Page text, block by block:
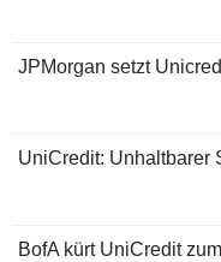
JPMorgan setzt
UniCredit: Unhaltbarer
BofA kürt UniCredit